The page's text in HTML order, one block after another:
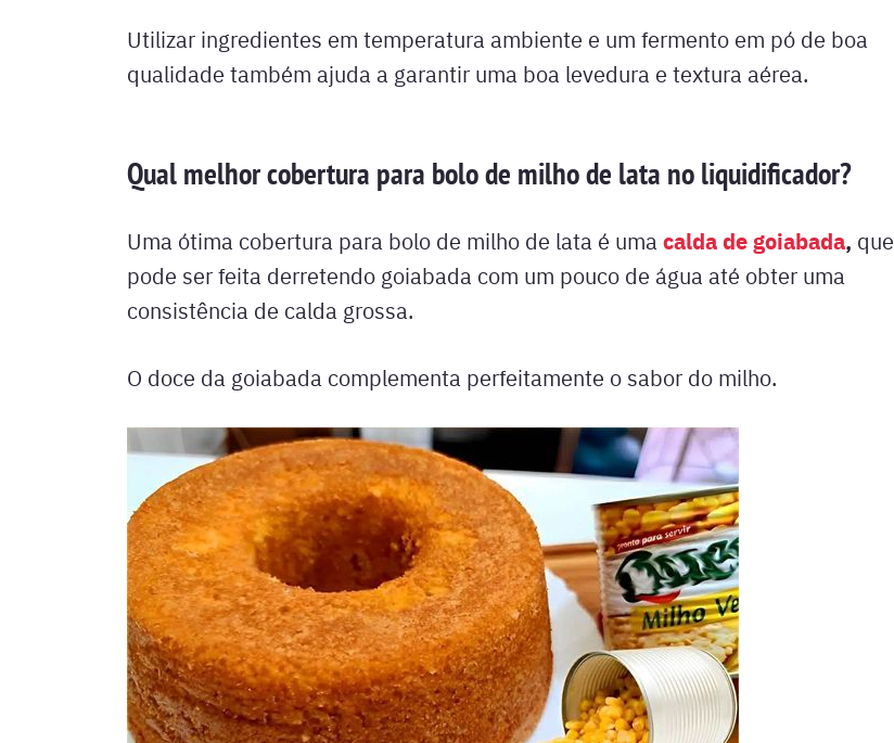
Utilizar ingredientes em temperatura ambiente e um fermento em pó de boa
qualidade também ajuda a garantir uma boa levedura e textura aérea.
Qual melhor cobertura para bolo de milho de lata no liquidificador?
Uma ótima cobertura para bolo de milho de lata é uma calda de goiabada, que
pode ser feita derretendo goiabada com um pouco de água até obter uma
consistência de calda grossa.
O doce da goiabada complementa perfeitamente o sabor do milho.